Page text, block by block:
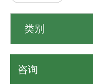
类别
咨询